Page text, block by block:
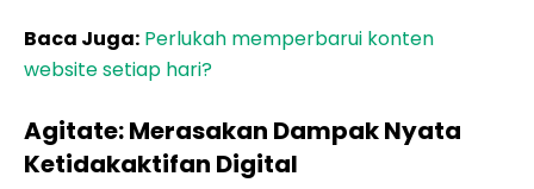
Baca Juga: Perlukah memperbarui konten
website setiap hari?
Agitate: Merasakan Dampak Nyata
Ketidakaktifan Digital